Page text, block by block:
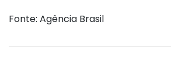
Fonte: Agência Brasil